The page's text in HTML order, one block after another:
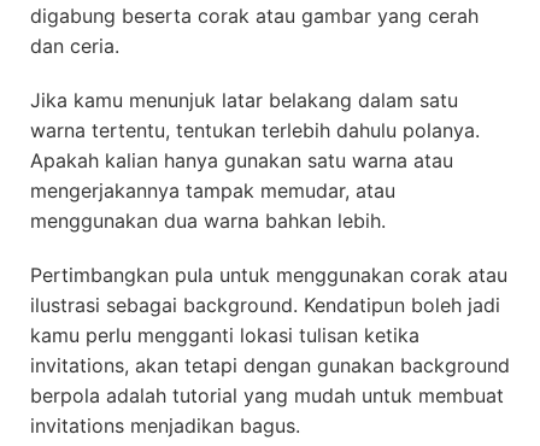
digabung beserta corak atau gambar yang cerah
dan ceria.
Jika kamu menunjuk latar belakang dalam satu
warna tertentu, tentukan terlebih dahulu polanya.
Apakah kalian hanya gunakan satu warna atau
mengerjakannya tampak memudar, atau
menggunakan dua warna bahkan lebih.
Pertimbangkan pula untuk menggunakan corak atau
ilustrasi sebagai background. Kendatipun boleh jadi
kamu perlu mengganti lokasi tulisan ketika
invitations, akan tetapi dengan gunakan background
berpola adalah tutorial yang mudah untuk membuat
invitations menjadikan bagus.